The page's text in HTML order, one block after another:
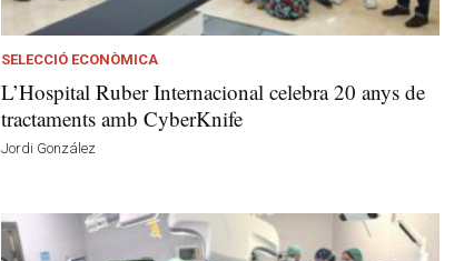
SELECCIÓ ECONÒMICA
L’Hospital Ruber Internacional celebra 20 anys de
tractaments amb CyberKnife
Jordi González